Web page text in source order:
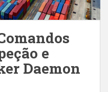
e
Daemon